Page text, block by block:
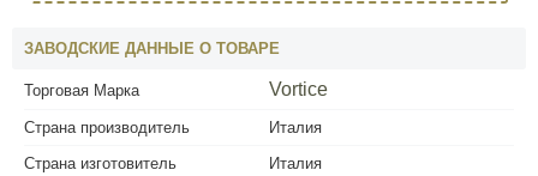
ЗАВОДСКИЕ ДАННЫЕ О ТОВАРЕ
Торговая Марка Vortice
Страна производитель
Италия
Страна изготовитель
Италия